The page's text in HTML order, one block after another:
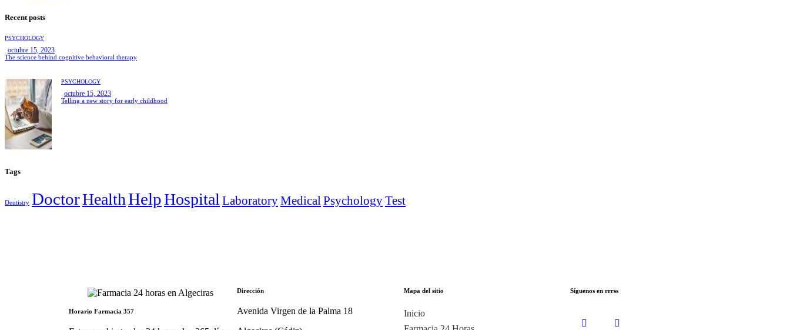
Recent posts
PSYCHOLOGY
octubre 15, 2023
The science behind cognitive behavioral therapy
PSYCHOLOGY
octubre 15, 2023
Telling a new story for early childhood
Tags
Dentistry DoctorHealthHelpHospital LaboratoryMedicalPsychologyTest
Horario Farmacia 357
Dirección
Avenida Virgen de la Palma 18
Mapa del sitio
Inicio
Síguenos en rrrss